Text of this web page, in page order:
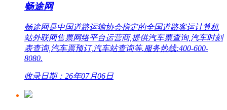
畅途网
畅途网是中国道路运输协会指定的全国道路客运计算机
站外联网售票网络平台运营商,提供汽车票查询,汽车时刻
表查询,汽车票预订,汽车站查询等.服务热线:400-600-
8080.
收录日期：26年07月06日